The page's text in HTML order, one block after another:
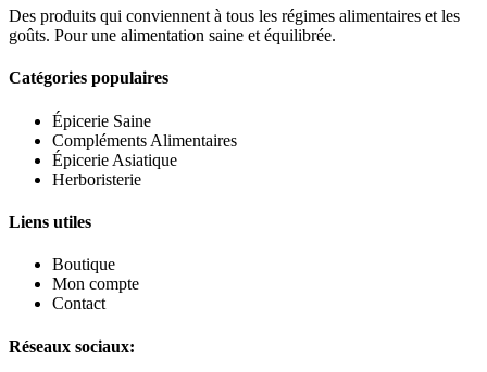
Des produits qui conviennent à tous les régimes alimentaires et les
goûts. Pour une alimentation saine et équilibrée.
Catégories populaires
Épicerie Saine
Compléments Alimentaires
Épicerie Asiatique
Herboristerie
Liens utiles
Boutique
Mon compte
Contact
Réseaux sociaux: